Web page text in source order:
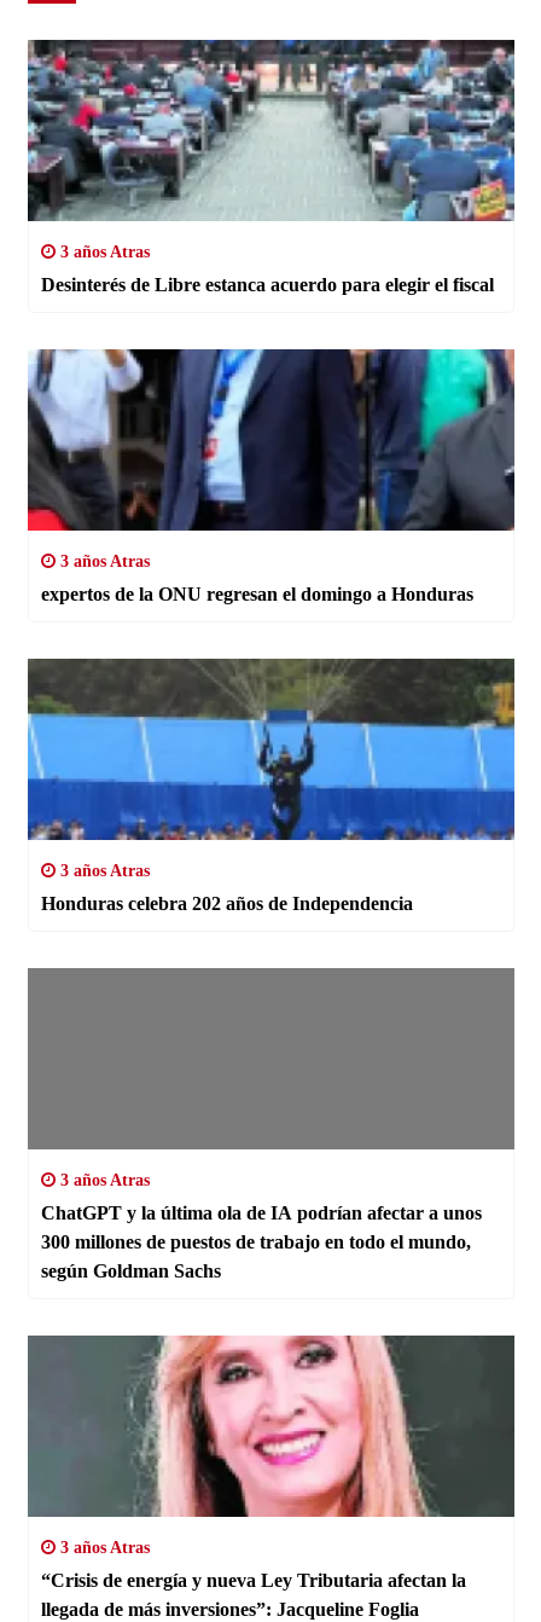
3 años Atras
Desinterés de Libre estanca acuerdo para elegir el fiscal
3 años Atras
expertos de la ONU regresan el domingo a Honduras
3 años Atras
Honduras celebra 202 años de Independencia
3 años Atras
ChatGPT y la última ola de IA podrían afectar a unos
300 millones de puestos de trabajo en todo el mundo,
según Goldman Sachs
3 años Atras
“Crisis de energía y nueva Ley Tributaria afectan la
llegada de más inversiones”: Jacqueline Foglia